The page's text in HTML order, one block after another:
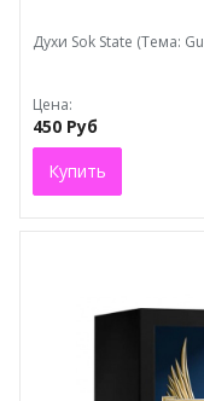
Духи Sоk State (Тема:
Цена:
450 Руб
Купить